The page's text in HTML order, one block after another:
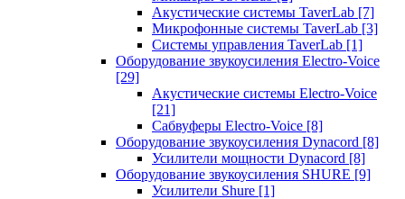
Акустические системы TaverLab [7]
Микрофонные системы TaverLab [3]
Системы управления TaverLab [1]
Оборудование звукоусиления Electro-Voice
[29]
Акустические системы Electro-Voice
[21]
Сабвуферы Electro-Voice [8]
Оборудование звукоусиления Dynacord [8]
Усилители мощности Dynacord [8]
Оборудование звукоусиления SHURE [9]
Усилители Shure [1]